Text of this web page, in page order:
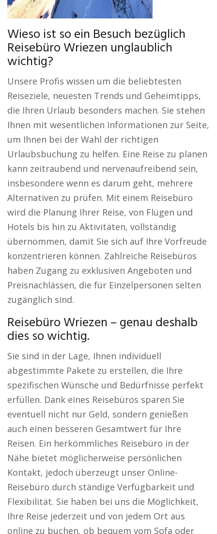
Wieso ist so ein Besuch bezüglich
Reisebüro Wriezen unglaublich
wichtig?
Unsere Profis wissen um die beliebtesten
Reiseziele, neuesten Trends und Geheimtipps,
die Ihren Urlaub besonders machen. Sie stehen
Ihnen mit wesentlichen Informationen zur Seite,
um Ihnen bei der Wahl der richtigen
Urlaubsbuchung zu helfen. Eine Reise zu planen
kann zeitraubend und nervenaufreibend sein,
insbesondere wenn es darum geht, mehrere
Alternativen zu prüfen. Mit einem Reisebüro
wird die Planung Ihrer Reise, von Flügen und
Hotels bis hin zu Aktivitäten, vollständig
übernommen, damit Sie sich auf Ihre Vorfreude
konzentrieren können. Zahlreiche Reisebüros
haben Zugang zu exklusiven Angeboten und
Preisnachlässen, die für Einzelpersonen selten
zugänglich sind.
Reisebüro Wriezen – genau deshalb
dies so wichtig.
Sie sind in der Lage, Ihnen individuell
abgestimmte Pakete zu erstellen, die Ihre
spezifischen Wünsche und Bedürfnisse perfekt
erfüllen. Dank eines Reisebüros sparen Sie
eventuell nicht nur Geld, sondern genießen
auch einen besseren Gesamtwert für Ihre
Reisen. Ein herkömmliches Reisebüro in der
Nähe bietet möglicherweise persönlichen
Kontakt, jedoch überzeugt unser Online-
Reisebüro durch ständige Verfügbarkeit und
Flexibilität. Sie haben bei uns die Möglichkeit,
Ihre Reise jederzeit und von jedem Ort aus
online zu buchen, ob bequem vom Sofa oder